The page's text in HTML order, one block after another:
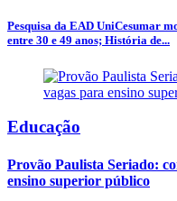
Pesquisa da EAD UniCesumar
entre 30 e 49 anos; História de...
Educação
Provão Paulista Seriado:
ensino superior público